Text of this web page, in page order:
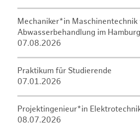
Mechaniker*in Maschinentechnik
Abwasserbehandlung im
07.08.2026
Praktikum für Studierende
07.01.2026
Projektingenieur*in
08.07.2026